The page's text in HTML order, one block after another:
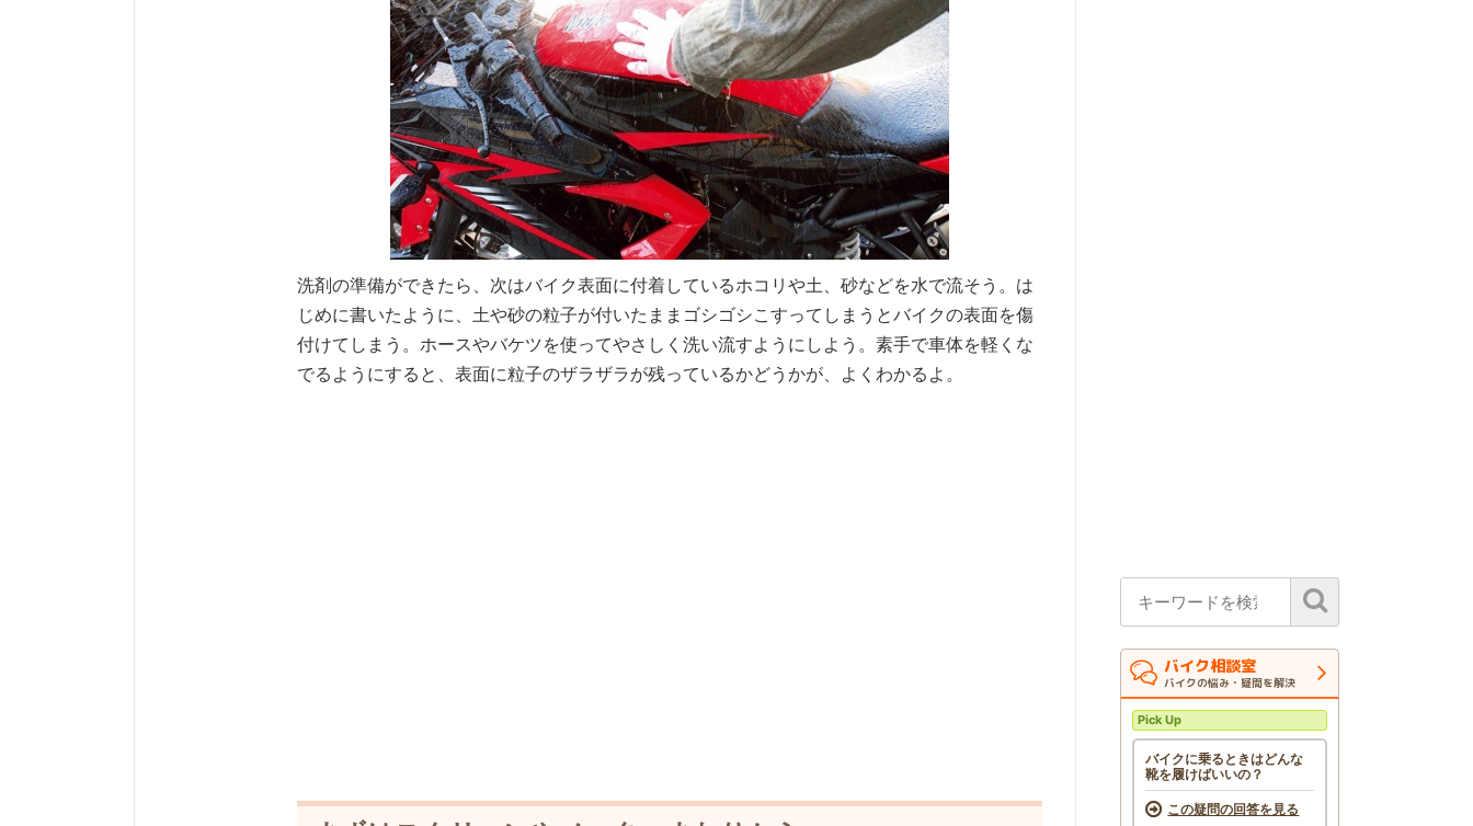
洗剤の準備ができたら、次はバイク表面に付着しているホコリや土、砂などを水で流そう。は
じめに書いたように、土や砂の粒子が付いたままゴシゴシこすってしまうとバイクの表面を傷
付けてしまう。ホースやバケツを使ってやさしく洗い流すようにしよう。素手で車体を軽くな
でるようにすると、表面に粒子のザラザラが残っているかどうかが、よくわかるよ。
バイク相談室
バイクの悩み・疑問を解決
Pick Up
バイクに乗るときはどんな
靴を履けばいいの？
この疑問の回答を見る